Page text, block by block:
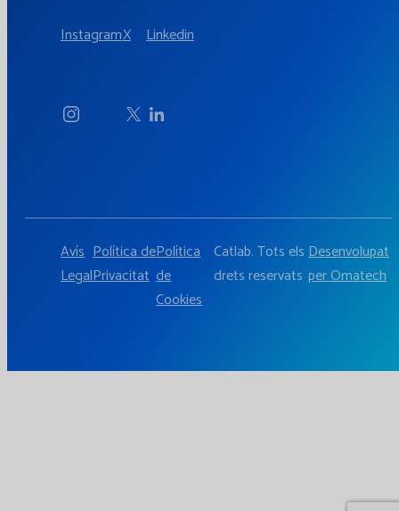
InstagramX Linkedin
Avís
Legal
Política de
Privacitat
Política
de
Cookies
Catlab. Tots els
drets reservats
Desenvolupat
per Omatech